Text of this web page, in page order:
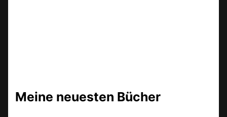
Meine neuesten Bücher